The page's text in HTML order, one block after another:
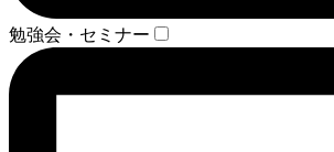
勉強会・セミナー